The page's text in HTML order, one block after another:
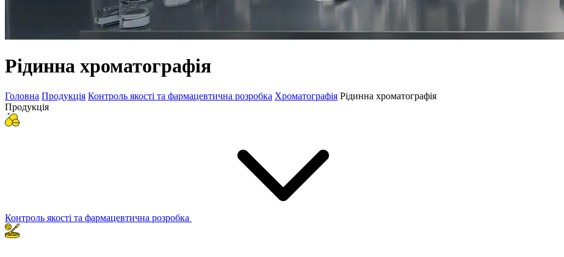
Рідинна хроматографія
Головна Продукція Контроль якості та фармацевтична розробка Хроматографія Рідинна хроматографія
Продукція
Контроль якості та фармацевтична розробка